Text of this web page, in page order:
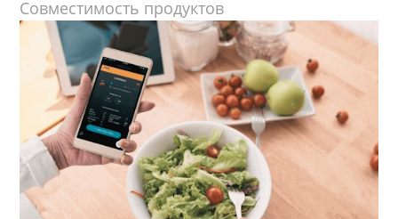
Совместимость продуктов